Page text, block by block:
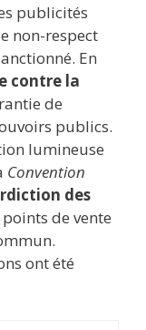
publicités
non-respect
En
contre la
de
publics.
lumineuse
Convention
des
points de vente
ont été